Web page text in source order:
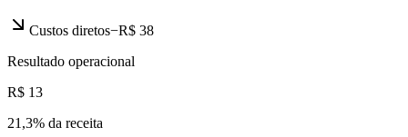
Custos diretos−R$ 38
Resultado operacional
R$ 13
21,3% da receita